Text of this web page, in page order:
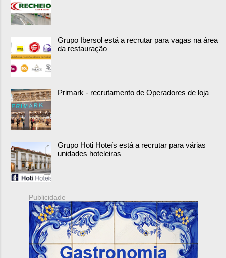
Grupo Ibersol está a recrutar para vagas na área
da restauração
Primark - recrutamento de Operadores de loja
Grupo Hoti Hoteís está a recrutar para várias
unidades hoteleiras
Publicidade